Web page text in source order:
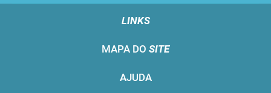
LINKS
MAPA DO SITE
AJUDA